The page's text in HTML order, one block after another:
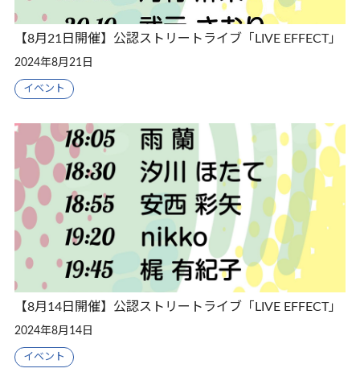
【8月21日開催】公認ストリートライブ「LIVE EFFECT」
2024年8月21日
イベント
【8月14日開催】公認ストリートライブ「LIVE EFFECT」
2024年8月14日
イベント